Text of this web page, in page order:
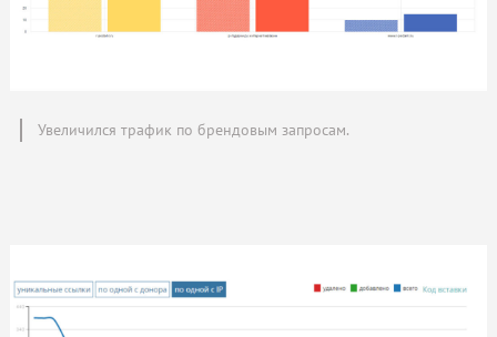
Увеличился трафик по брендовым запросам.